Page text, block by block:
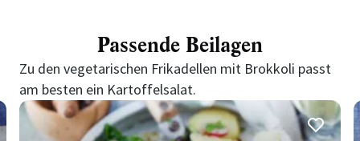
Passende Beilagen
Zu den vegetarischen Frikadellen mit Brokkoli passt
am besten ein Kartoffelsalat.